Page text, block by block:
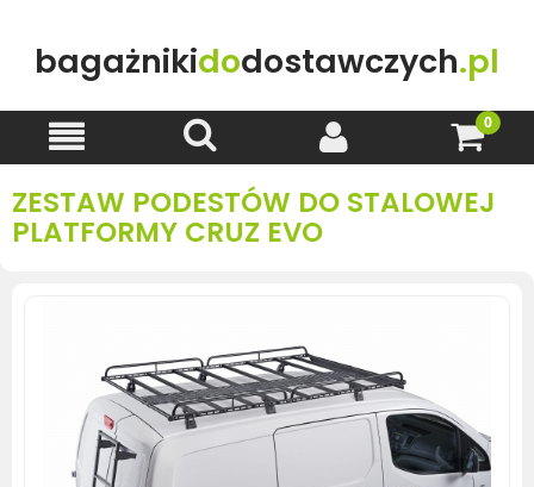
bagażnikidodostawczych.pl
ZESTAW PODESTÓW DO STALOWEJ
PLATFORMY CRUZ EVO